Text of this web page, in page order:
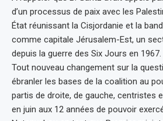
d’un processus de paix avec les
État réunissant la Cisjordanie et la
comme capitale Jérusalem-Est, un
depuis la guerre des Six Jours en 1967.
Tout nouveau changement sur la
ébranler les bases de la coalition au
partis de droite, de gauche, centristes
en juin aux 12 années de pouvoir